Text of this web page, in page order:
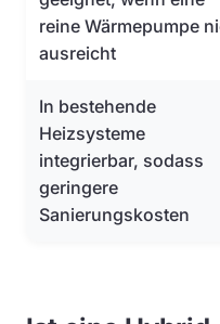
reine Wärmepumpe
ausreicht
In bestehende
Heizsysteme
integrierbar, sodass
geringere
Sanierungskosten